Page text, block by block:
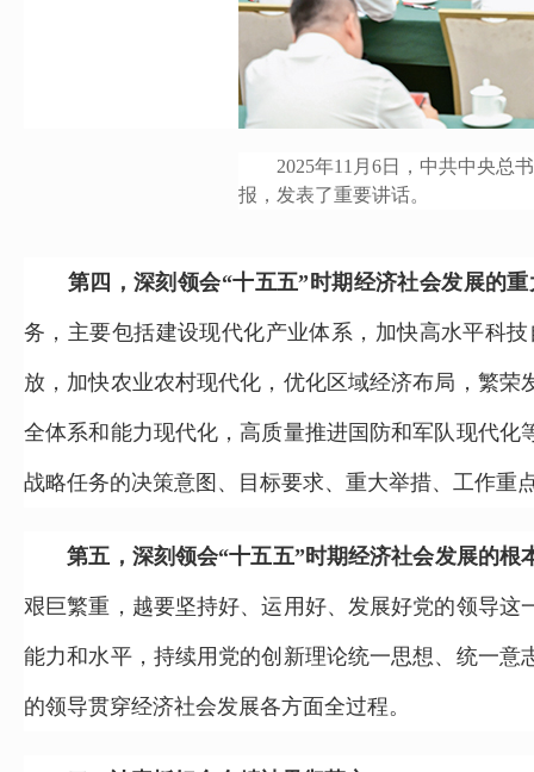
2025年11月6日，中共中央总书
报，发表了重要讲话。
第四，深刻领会“十五五”时期经济社会发展的
务，主要包括建设现代化产业体系，加快高水平科
放，加快农业农村现代化，优化区域经济布局，繁
全体系和能力现代化，高质量推进国防和军队现代
战略任务的决策意图、目标要求、重大举措、工作重
第五，深刻领会“十五五”时期经济社会发展的根
艰巨繁重，越要坚持好、运用好、发展好党的领导
能力和水平，持续用党的创新理论统一思想、统一
的领导贯穿经济社会发展各方面全过程。